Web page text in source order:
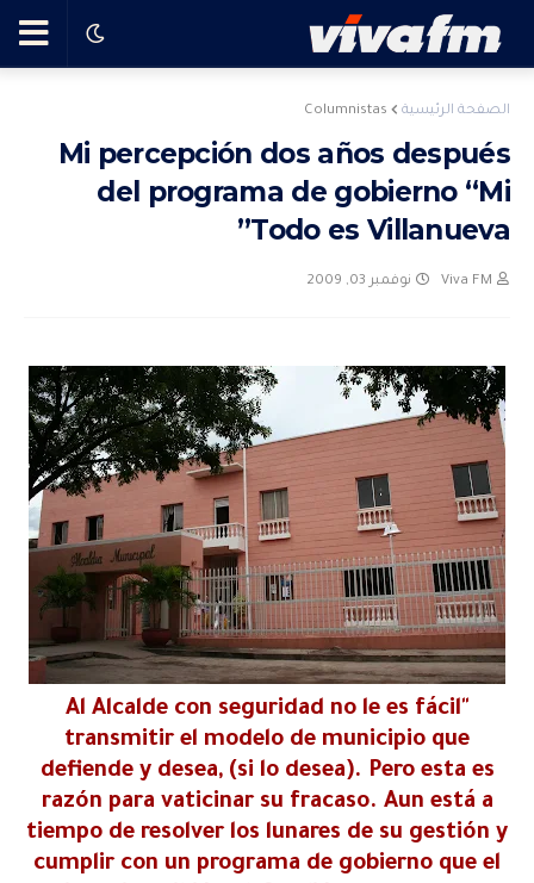
Ha
el
pro
gra
ma
الصفحة الرئيسية Columnistas
Mi percepción dos años después
del programa de gobierno “Mi
Todo es Villanueva”
Viva FM نوفمبر 03, 2009
"Al Alcalde con seguridad no le es fácil
transmitir el modelo de municipio que
defiende y desea, (si lo desea). Pero esta es
razón para vaticinar su fracaso. Aun está a
tiempo de resolver los lunares de su gestión y
cumplir con un programa de gobierno que el